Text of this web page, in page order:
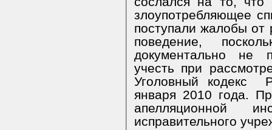
злоупотребляющее
поступали жалобы от
поведение,
документально не
учесть при
Уголовный кодекс
января 2010 года.
апелляционной
исправительного